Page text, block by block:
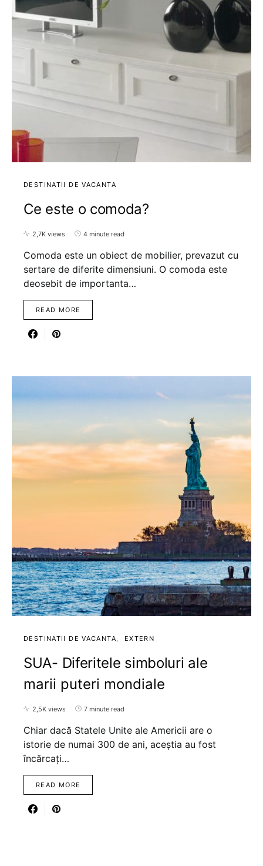
DESTINATII DE VACANTA
Ce este o comoda?
2,7K views 4 minute read
Comoda este un obiect de mobilier, prevazut cu
sertare de diferite dimensiuni. O comoda este
deosebit de importanta…
READ MORE
DESTINATII DE VACANTA EXTERN
SUA- Diferitele simboluri ale
marii puteri mondiale
2,5K views 7 minute read
Chiar dacă Statele Unite ale Americii are o
istorie de numai 300 de ani, aceștia au fost
încărcați…
READ MORE